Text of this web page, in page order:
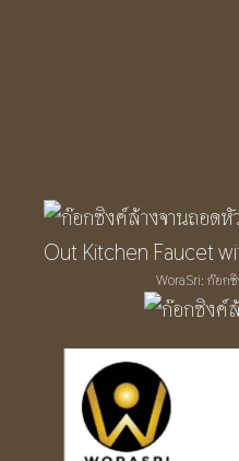
WoraSri: ก๊อก